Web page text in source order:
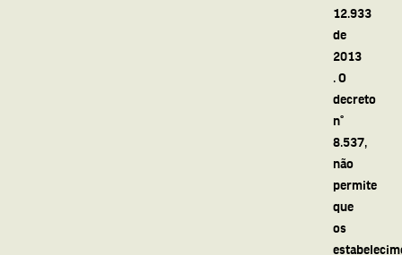
12.933
de
2013
. O
decreto
n°
8.537,
não
permite
que
os